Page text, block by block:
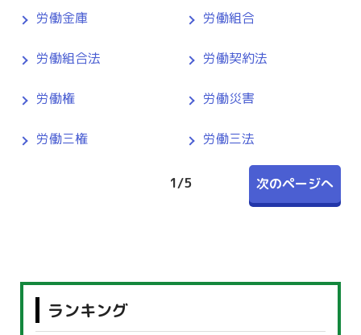
労働金庫 労働組合
労働組合法 労働契約法
労働権 労働災害
労働三権 労働三法
次のページへ
1/5
ランキング